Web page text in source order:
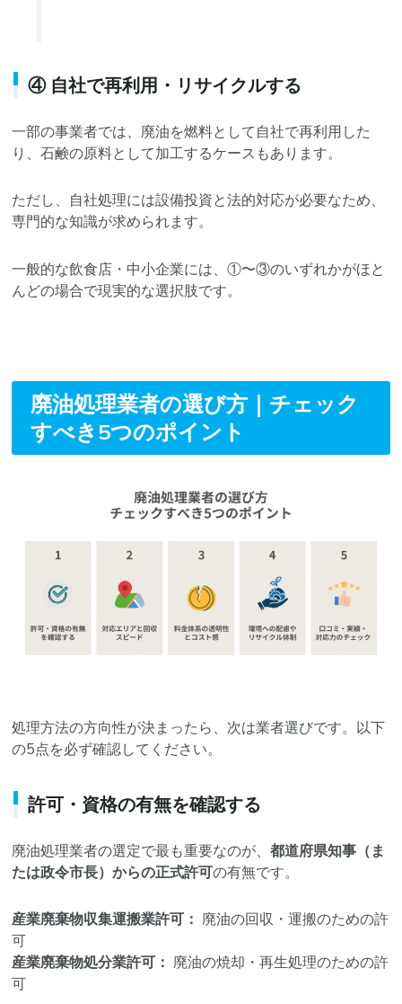
④ 自社で再利用・リサイクルする
一部の事業者では、廃油を燃料として自社で再利用した
り、石鹸の原料として加工するケースもあります。
ただし、自社処理には設備投資と法的対応が必要なため、
専門的な知識が求められます。
一般的な飲食店・中小企業には、①〜③のいずれかがほと
んどの場合で現実的な選択肢です。
廃油処理業者の選び方｜チェック
すべき5つのポイント
処理方法の方向性が決まったら、次は業者選びです。以下
の5点を必ず確認してください。
許可・資格の有無を確認する
廃油処理業者の選定で最も重要なのが、都道府県知事（ま
たは政令市長）からの正式許可の有無です。
産業廃棄物収集運搬業許可： 廃油の回収・運搬のための許
可
産業廃棄物処分業許可： 廃油の焼却・再生処理のための許
可